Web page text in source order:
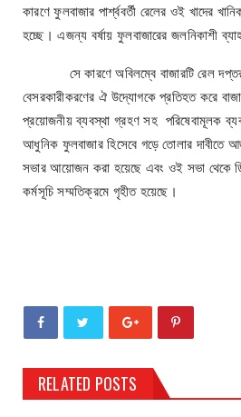
কারণে ফুলবাজার পার্শ্ববর্তী রেলের ওই খাদের
হচ্ছে। এজন্য বর্ষায় ফুলবাজারের জলনিকাশী
সে কারণে অবিলম্বে বাজারটি রেল দপ্তর
বেসরকারীকরণের ঐ উদ্যোগকে প্রতিহত করে
প্রয়োজনীয় ব্যবস্থা গ্রহণ সহ পরিষেবামূলক
আধুনিক ফুলবাজার হিসেবে গড়ে তোলার দাবীতে
সভার আয়োজন করা হয়েছে এবং ওই সভা থেকে
কর্মসূচি সম্মতিক্রমে গৃহীত হয়েছে।
RELATED POSTS